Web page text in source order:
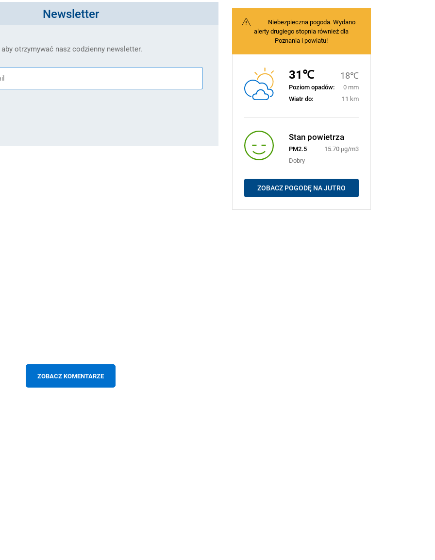
Newsletter
otrzymywać nasz codzienny newsletter.
ZOBACZ KOMENTARZE
Niebezpieczna pogoda. Wydano
alerty drugiego stopnia również dla
Poznania i powiatu!
31℃ 18℃
Poziom opadów:
0 mm
Wiatr do:
11 km
Stan powietrza
PM2.5
15.70 μg/m3
Dobry
ZOBACZ POGODĘ NA JUTRO